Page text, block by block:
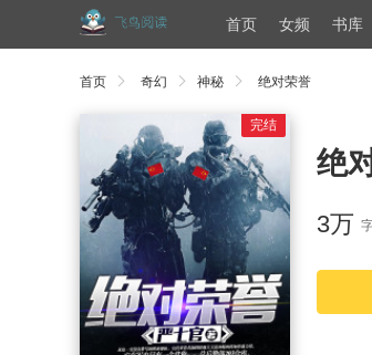
首页 女频 书库
首页 奇幻 神秘 绝对荣誉
完结
绝
3万